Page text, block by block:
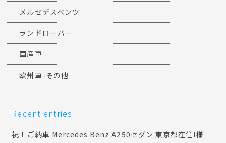
メルセデスベンツ
ランドローバー
国産車
欧州車-その他
Recent entries
祝！ご納車 Mercedes Benz A250セダン 東京都在住I様